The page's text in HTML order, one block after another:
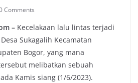
Comments
– Kecelakaan lalu lintas terjadi
Sukagalih Kecamatan
Bogor, yang mana
melibatkan sebuah
Kamis siang (1/6/2023).